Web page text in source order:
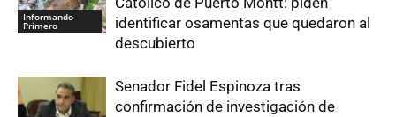
Informando
Primero
identificar osamentas que quedaron al
descubierto
Senador Fidel Espinoza tras
confirmación de investigación de